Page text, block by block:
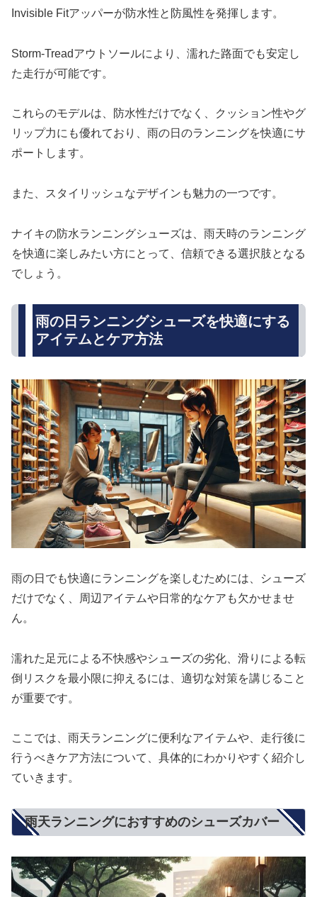
Invisible Fitアッパーが防水性と防風性を発揮します。
Storm-Treadアウトソールにより、濡れた路面でも安定し
た走行が可能です。
これらのモデルは、防水性だけでなく、クッション性やグ
リップ力にも優れており、雨の日のランニングを快適にサ
ポートします。
また、スタイリッシュなデザインも魅力の一つです。
ナイキの防水ランニングシューズは、雨天時のランニング
を快適に楽しみたい方にとって、信頼できる選択肢となる
でしょう。
雨の日ランニングシューズを快適にする
アイテムとケア方法
雨の日でも快適にランニングを楽しむためには、シューズ
だけでなく、周辺アイテムや日常的なケアも欠かせませ
ん。
濡れた足元による不快感やシューズの劣化、滑りによる転
倒リスクを最小限に抑えるには、適切な対策を講じること
が重要です。
ここでは、雨天ランニングに便利なアイテムや、走行後に
行うべきケア方法について、具体的にわかりやすく紹介し
ていきます。
雨天ランニングにおすすめのシューズカバー